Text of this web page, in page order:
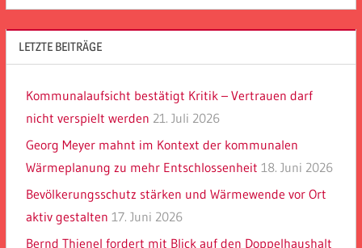
LETZTE BEITRÄGE
Kommunalaufsicht bestätigt Kritik – Vertrauen darf
nicht verspielt werden 21. Juli 2026
Georg Meyer mahnt im Kontext der kommunalen
Wärmeplanung zu mehr Entschlossenheit 18. Juni 2026
Bevölkerungsschutz stärken und Wärmewende vor Ort
aktiv gestalten 17. Juni 2026
Bernd Thienel fordert mit Blick auf den Doppelhaushalt